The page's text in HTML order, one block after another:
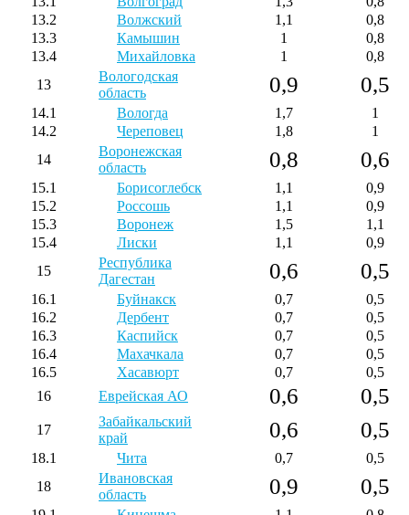
13.2
Волжский 1,1
0,8
13.3
Камышин 1
0,8
13.4
Михайловка 1
0,8
13
Вологодская
область
0,9 0,5
14.1 Вологда 1,7
1
14.2
Череповец 1,8
1
14
Воронежская
область
0,8 0,6
15.1 Борисоглебск 1,1
0,9
15.2
Россошь 1,1
0,9
15.3
Воронеж 1,5
1,1
15.4
Лиски 1,1
0,9
15
Республика
Дагестан
0,6 0,5
16.1 Буйнакск 0,7
0,5
16.2
Дербент 0,7
0,5
16.3
Каспийск 0,7
0,5
16.4
Махачкала 0,7
0,5
16.5
Хасавюрт 0,7
0,5
16
Еврейская АО 0,6 0,5
17
Забайкальский
край
0,6 0,5
18.1 Чита 0,7
0,5
18
Ивановская
область
0,9 0,5